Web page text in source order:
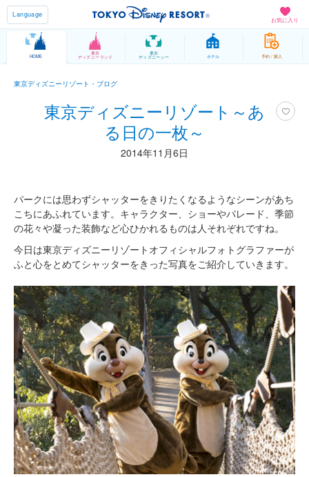
お気に入り
Language
HOME
東京
ディズニーランド
東京
ディズニーシー ホテル 予約 / 購入
東京ディズニーリゾート・ブログ
東京ディズニーリゾート～あ
る日の一枚～
2014年11月6日
パークには思わずシャッターをきりたくなるようなシーンがあち
こちにあふれています。キャラクター、ショーやパレード、季節
の花々や凝った装飾など心ひかれるものは人それぞれですね。
今日は東京ディズニーリゾートオフィシャルフォトグラファーが
ふと心をとめてシャッターをきった写真をご紹介していきます。